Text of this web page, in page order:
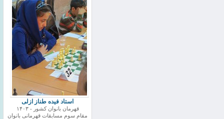
استاد فیده طناز ازلی
قهرمان بانوان کشور - ۱۴۰۳
مقام سوم مسابقات قهرمانی بانوان